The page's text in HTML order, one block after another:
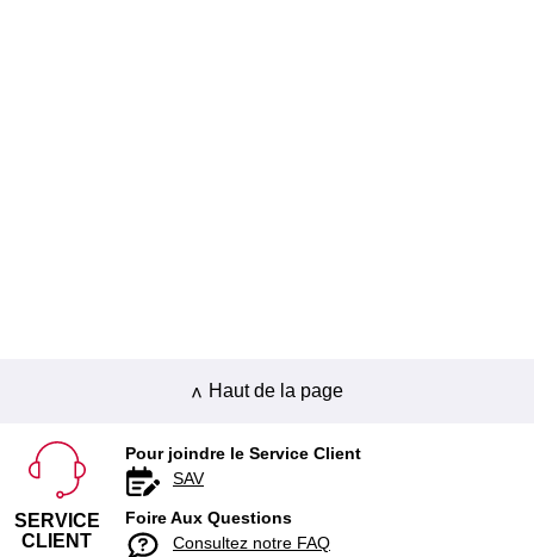
Haut de la page
SERVICE
CLIENT
Pour joindre le Service Client
SAV
Foire Aux Questions
Consultez notre FAQ